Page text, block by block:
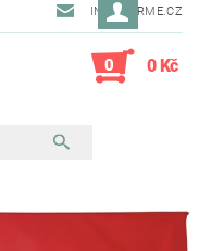
INFO@ARME.CZ
0 0 Kč